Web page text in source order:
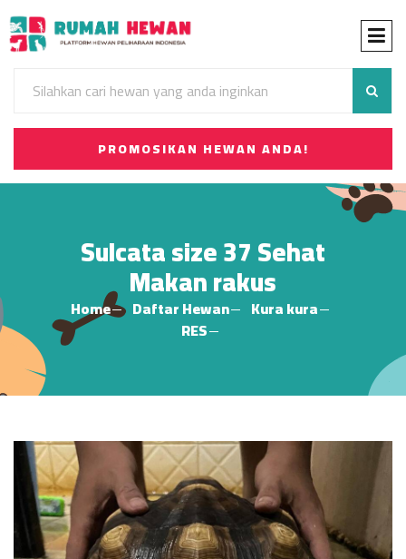
PROMOSIKAN HEWAN ANDA!
Sulcata size 37 Sehat
Makan rakus
Home Daftar Hewan
Kura kura
RES